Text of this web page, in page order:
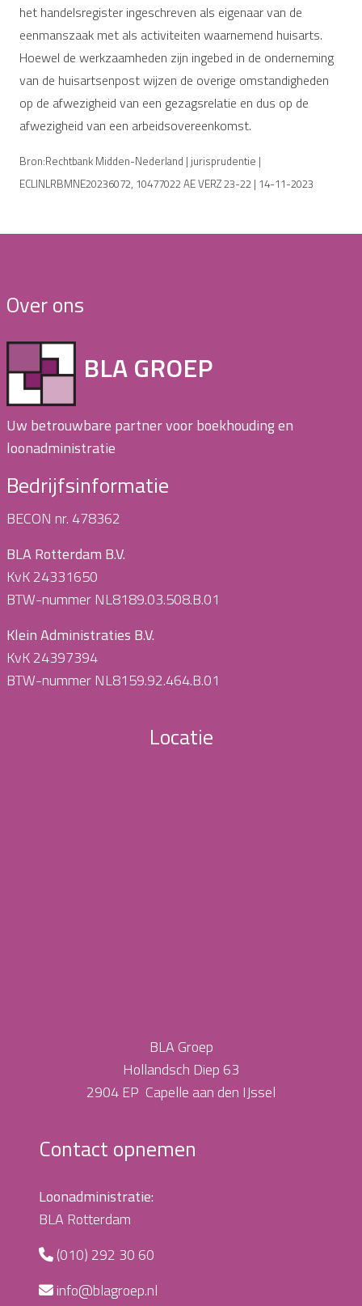
het handelsregister ingeschreven als eigenaar van de
eenmanszaak met als activiteiten waarnemend huisarts.
Hoewel de werkzaamheden zijn ingebed in de onderneming
van de huisartsenpost wijzen de overige omstandigheden
op de afwezigheid van een gezagsrelatie en dus op de
afwezigheid van een arbeidsovereenkomst.
Bron:Rechtbank Midden-Nederland | jurisprudentie |
ECLINLRBMNE20236072, 10477022 AE VERZ 23-22 | 14-11-2023
Over ons
BLA GROEP
Uw betrouwbare partner voor boekhouding en
loonadministratie
Bedrijfsinformatie
BECON nr. 478362
BLA Rotterdam B.V.
KvK 24331650
BTW-nummer NL8189.03.508.B.01
Klein Administraties B.V.
KvK 24397394
BTW-nummer NL8159.92.464.B.01
Locatie
BLA Groep
Hollandsch Diep 63
2904 EP Capelle aan den IJssel
Contact opnemen
Loonadministratie:
BLA Rotterdam
(010) 292 30 60
info@blagroep.nl